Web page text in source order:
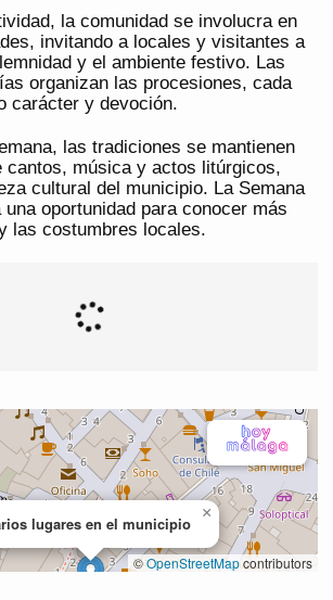
la comunidad se involucra en
invitando a locales y visitantes a
y el ambiente festivo. Las
organizan las procesiones, cada
carácter y devoción.
las tradiciones se mantienen
cantos, música y actos litúrgicos,
cultural del municipio. La Semana
una oportunidad para conocer más
las costumbres locales.